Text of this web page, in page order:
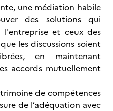
une médiation habile
des solutions qui
et ceux des
les discussions soient
en maintenant
accords mutuellement
de compétences
de l’adéquation avec